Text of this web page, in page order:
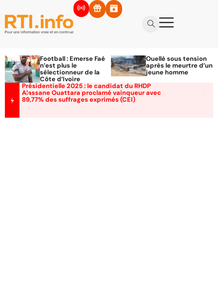
Football : Emerse Faé
n’est plus le
sélectionneur de la
Côte d’Ivoire
Ouellé sous tension
après le meurtre d’un
jeune homme
Présidentielle 2025 : le candidat du RHDP
Alassane Ouattara proclamé vainqueur avec
89,77% des suffrages exprimés (CEI)